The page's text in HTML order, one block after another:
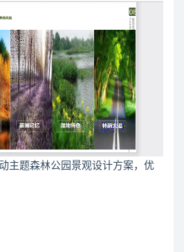
主题森林公园景观设计方案，优